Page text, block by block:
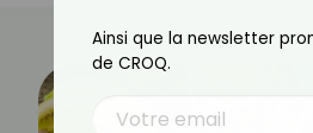
Ainsi que la newsletter
de CROQ.